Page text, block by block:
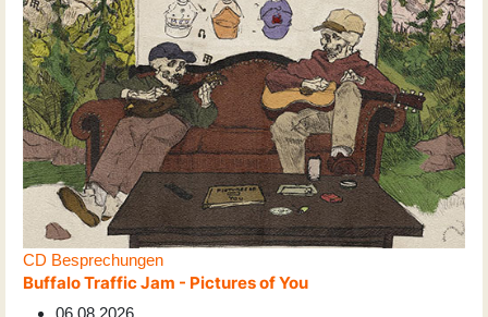
CD Besprechungen
Buffalo Traffic Jam - Pictures of You
06.08.2026